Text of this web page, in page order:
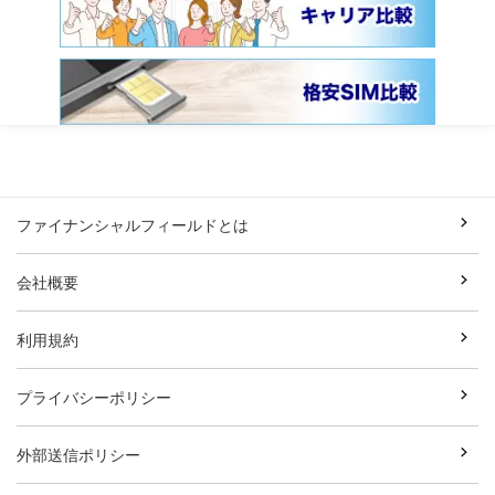
ファイナンシャルフィールドとは
会社概要
利用規約
プライバシーポリシー
外部送信ポリシー